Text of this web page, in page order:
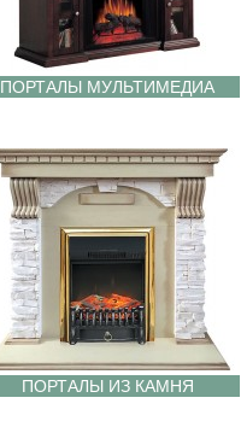
ПОРТАЛЫ МУЛЬТИМЕДИА
ПОРТАЛЫ ИЗ КАМНЯ